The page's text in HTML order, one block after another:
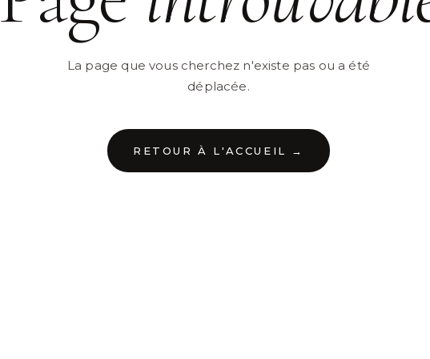
La page que vous cherchez n'existe pas ou a été
déplacée.
RETOUR À L'ACCUEIL →